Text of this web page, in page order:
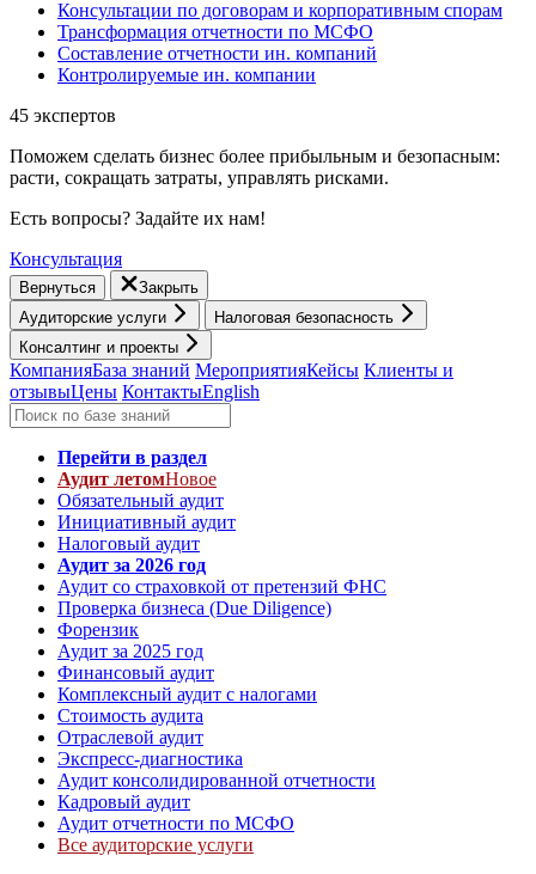
Консультации по договорам и корпоративным спорам
Трансформация отчетности по МСФО
Составление отчетности ин. компаний
Контролируемые ин. компании
45 экспертов
Поможем сделать бизнес более прибыльным и безопасным:
расти, cокращать затраты, управлять рисками.
Есть вопросы? Задайте их нам!
Консультация
Вернуться
Закрыть
Аудиторские услуги
Налоговая безопасность
Консалтинг и проекты
КомпанияБаза знаний МероприятияКейсы Клиенты и
отзывыЦены КонтактыEnglish
Перейти в раздел
Аудит летомНовое
Обязательный аудит
Инициативный аудит
Налоговый аудит
Аудит за 2026 год
Аудит со страховкой от претензий ФНС
Проверка бизнеса (Due Diligence)
Форензик
Аудит за 2025 год
Финансовый аудит
Комплексный аудит с налогами
Стоимость аудита
Отраслевой аудит
Экспресс-диагностика
Аудит консолидированной отчетности
Кадровый аудит
Аудит отчетности по МСФО
Все аудиторские услуги